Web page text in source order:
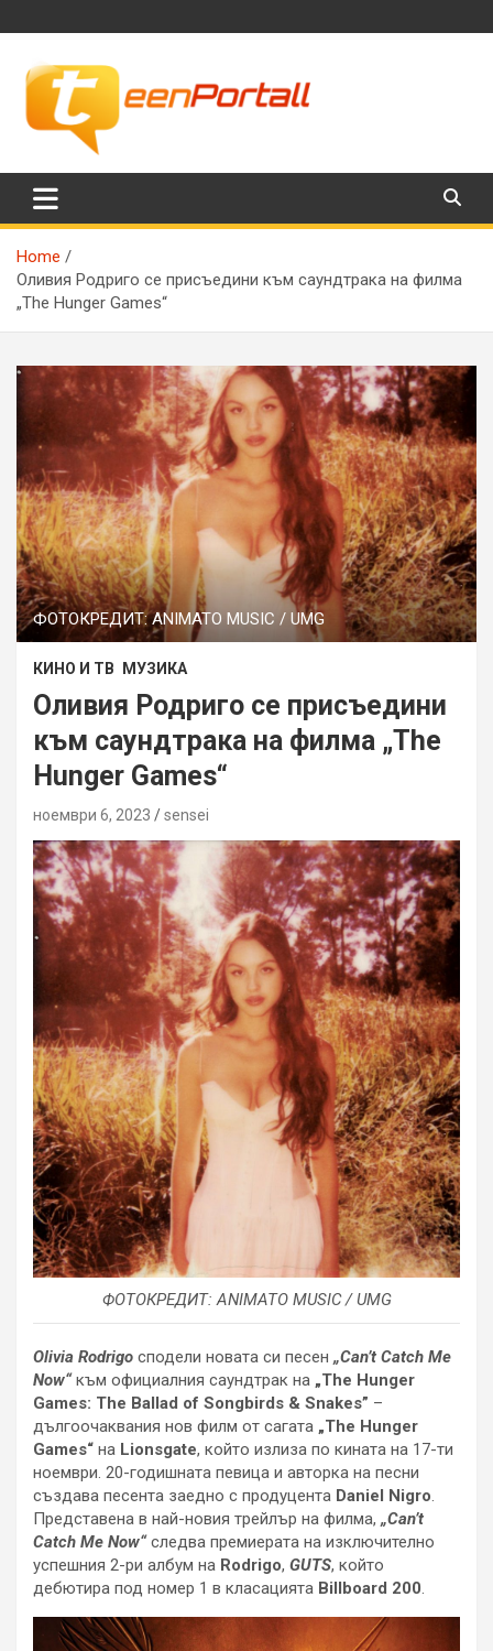
to
TeenPortall
Home
Оливия Родриго се присъедини към саундтрака на филма
„The Hunger Games“
ФОТОКРЕДИТ: ANIMATO MUSIC / UMG
КИНО И ТВ МУЗИКА
Оливия Родриго се присъедини
към саундтрака на филма „The
Hunger Games“
ноември 6, 2023 sensei
ФОТОКРЕДИТ: ANIMATO MUSIC / UMG
Olivia Rodrigo сподели новата си песен „Can’t Catch Me
Now“към официалния саундтрак на „The Hunger
Games: The Ballad of Songbirds & Snakes” –
дългоочаквания нов филм от сагата „The Hunger
Games“ на Lionsgate, който излиза по кината на 17-ти
ноември. 20-годишната певица и авторка на песни
създава песента заедно с продуцента Daniel Nigro.
Представена в най-новия трейлър на филма, „Can’t
Catch Me Now“следва премиерата на изключително
успешния 2-ри албум на Rodrigo, GUTS, който
дебютира под номер 1 в класацията Billboard 200.